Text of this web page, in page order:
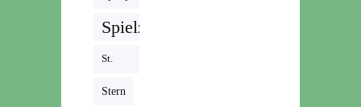
Spielzeug
St.
Martin
Stern